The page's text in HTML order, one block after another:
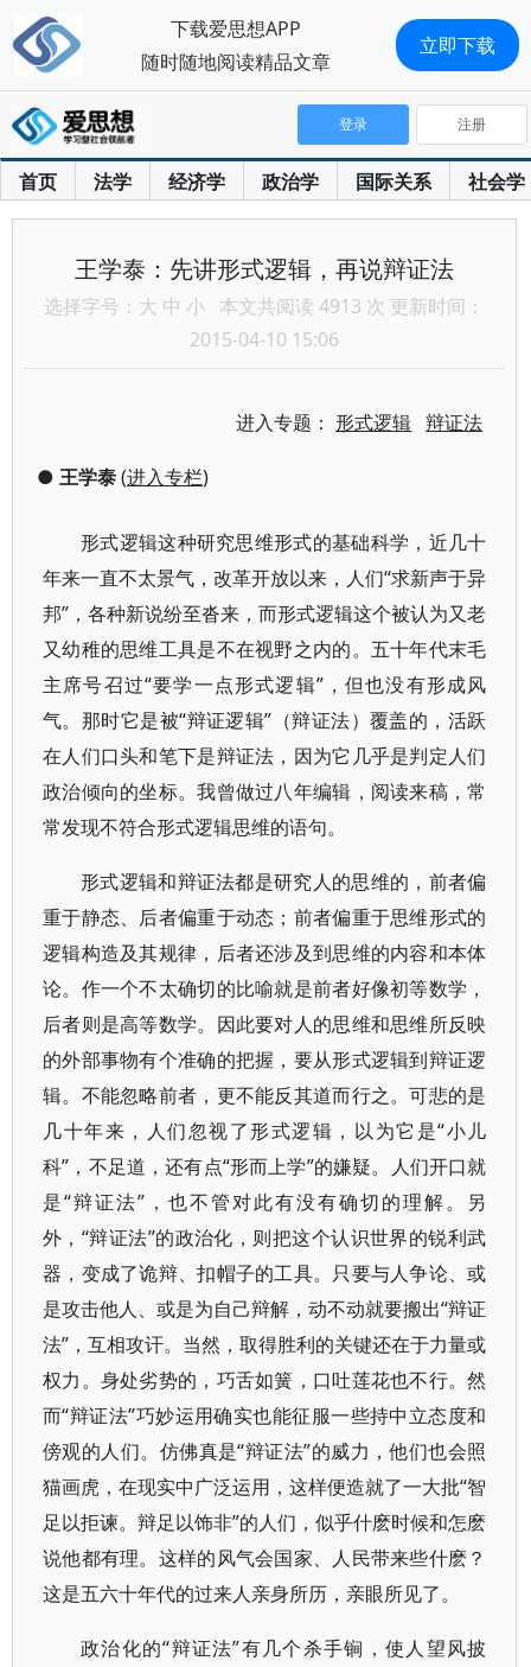
首页 法学 经济学 政治学 国际关系 社会学
登录 注册
王学泰：先讲形式逻辑，再说辩证法
选择字号： 大 中 小 本文共阅读 4913 次 更新时间：
2015-04-10 15:06
进入专题：形式逻辑 辩证法
● 王学泰(进入专栏)
形式逻辑这种研究思维形式的基础科学，近几十
年来一直不太景气，改革开放以来，人们“求新声于异
邦”，各种新说纷至沓来，而形式逻辑这个被认为又老
又幼稚的思维工具是不在视野之内的。五十年代末毛
主席号召过“要学一点形式逻辑”，但也没有形成风
气。那时它是被“辩证逻辑”（辩证法）覆盖的，活跃
在人们口头和笔下是辩证法，因为它几乎是判定人们
政治倾向的坐标。我曾做过八年编辑，阅读来稿，常
常发现不符合形式逻辑思维的语句。
形式逻辑和辩证法都是研究人的思维的，前者偏
重于静态、后者偏重于动态；前者偏重于思维形式的
逻辑构造及其规律，后者还涉及到思维的内容和本体
论。作一个不太确切的比喻就是前者好像初等数学，
后者则是高等数学。因此要对人的思维和思维所反映
的外部事物有个准确的把握，要从形式逻辑到辩证逻
辑。不能忽略前者，更不能反其道而行之。可悲的是
几十年来，人们忽视了形式逻辑，以为它是“小儿
科”，不足道，还有点“形而上学”的嫌疑。人们开口就
是“辩证法”，也不管对此有没有确切的理解。另
外，“辩证法”的政治化，则把这个认识世界的锐利武
器，变成了诡辩、扣帽子的工具。只要与人争论、或
是攻击他人、或是为自己辩解，动不动就要搬出“辩证
法”，互相攻讦。当然，取得胜利的关键还在于力量或
权力。身处劣势的，巧舌如簧，口吐莲花也不行。然
而“辩证法”巧妙运用确实也能征服一些持中立态度和
傍观的人们。仿佛真是“辩证法”的威力，他们也会照
猫画虎，在现实中广泛运用，这样便造就了一大批“智
足以拒谏。辩足以饰非”的人们，似乎什麽时候和怎麽
说他都有理。这样的风气会国家、人民带来些什麽？
这是五六十年代的过来人亲身所历，亲眼所见了。
政治化的“辩证法”有几个杀手锏，使人望风披
下载爱思想APP
随时随地阅读精品文章
立即下载